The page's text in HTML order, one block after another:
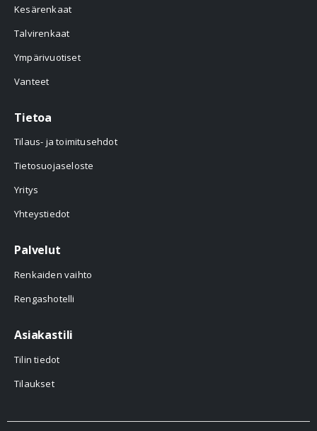
Kesärenkaat
Talvirenkaat
Ympärivuotiset
Vanteet
Tietoa
Tilaus- ja toimitusehdot
Tietosuojaseloste
Yritys
Yhteystiedot
Palvelut
Renkaiden vaihto
Rengashotelli
Asiakastili
Tilin tiedot
Tilaukset